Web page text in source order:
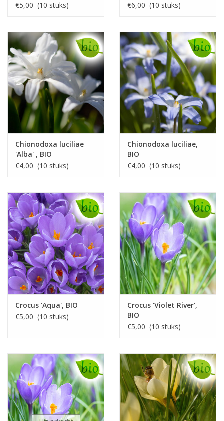
€5,00 (10 stuks)
€6,00 (10 stuks)
Chionodoxa luciliae
'Alba' , BIO
€4,00 (10 stuks)
Chionodoxa luciliae,
BIO
€4,00 (10 stuks)
Crocus 'Aqua', BIO
€5,00 (10 stuks)
Crocus 'Violet River',
BIO
€5,00 (10 stuks)